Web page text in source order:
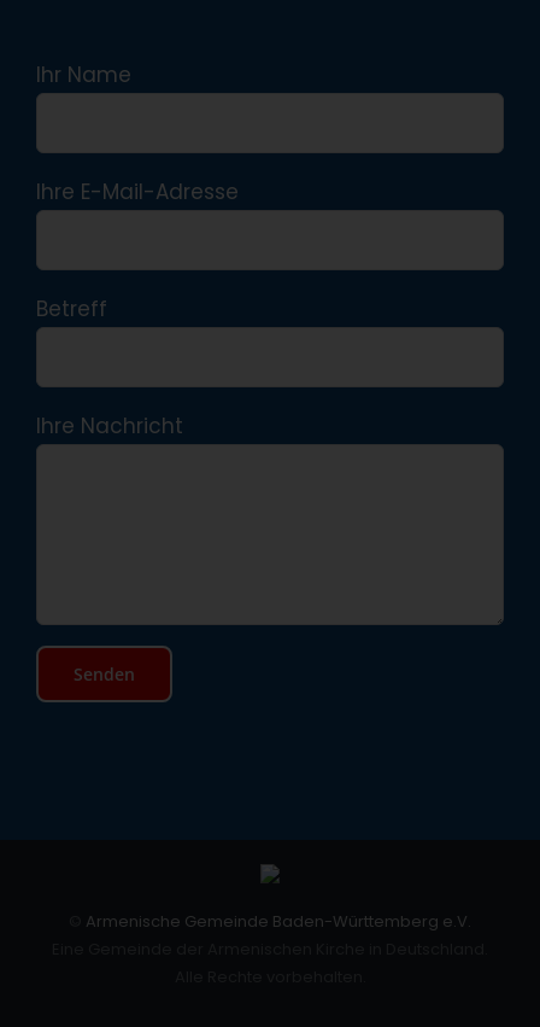
Ihr Name
Ihre E-Mail-Adresse
Betreff
Ihre Nachricht
Armenische Gemeinde Baden-Württemberg e.V.